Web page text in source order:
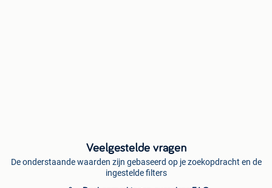
Veelgestelde vragen
De onderstaande waarden zijn gebaseerd op je zoekopdracht en de
ingestelde filters